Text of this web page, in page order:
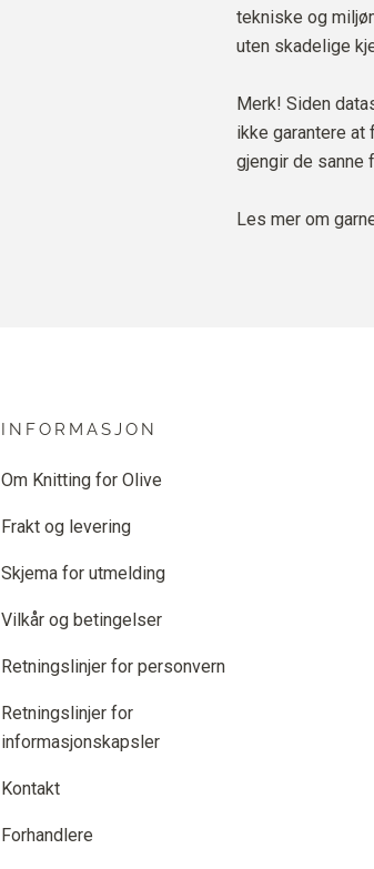
tekniske og
uten skadelige
Merk! Siden
ikke garantere at
gjengir de sanne
Les mer om
INFORMASJON
Om Knitting for Olive
Frakt og levering
Skjema for utmelding
Vilkår og betingelser
Retningslinjer for personvern
Retningslinjer for
informasjonskapsler
Kontakt
Forhandlere